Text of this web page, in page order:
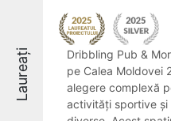
Laureați
Dribbling Pub &
pe Calea Moldovei
alegere complexă
activități sportive